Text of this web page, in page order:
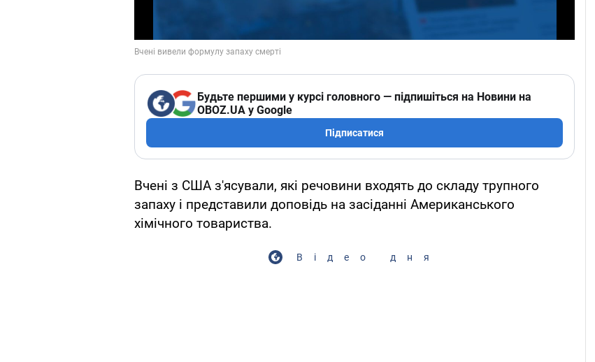
Будьте першими у курсі головного — підпишіться на Новини на
OBOZ.UA у Google
Підписатися
Вчені з США з'ясували, які речовини входять до складу трупного
запаху і представили доповідь на засіданні Американського
хімічного товариства.
Відео дня